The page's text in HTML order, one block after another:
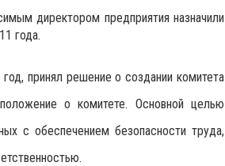
директором предприятия назначили
года.
принял решение о создании комитета
о комитете. Основной целью
с обеспечением безопасности труда,